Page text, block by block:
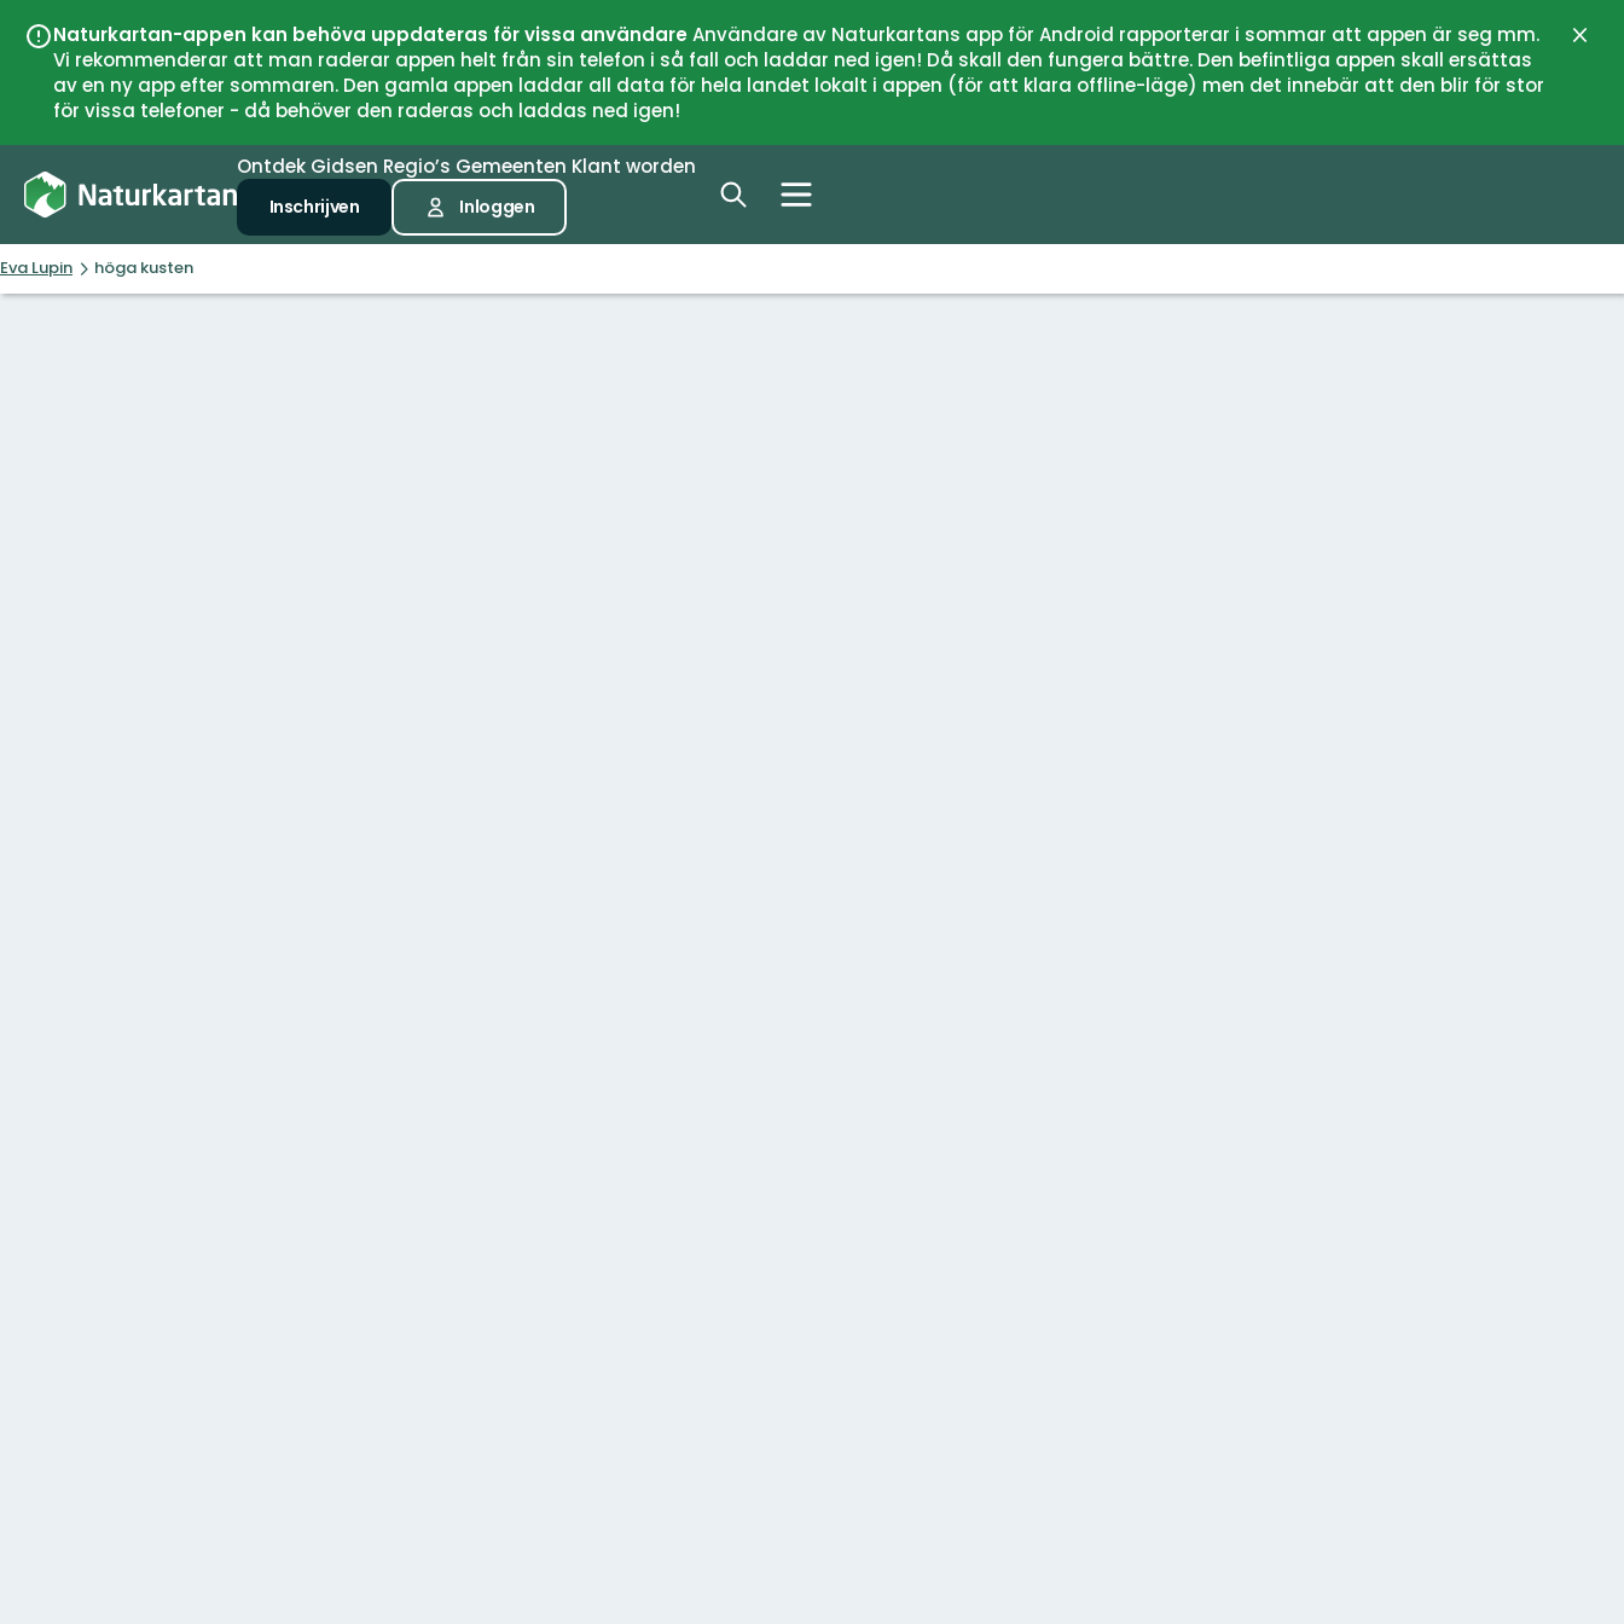
Naturkartan-appen kan behöva uppdateras för vissa användareAnvändare av Naturkartans app för Android rapporterar i sommar att appen är seg mm.
Vi rekommenderar att man raderar appen helt från sin telefon i så fall och laddar ned igen! Då skall den fungera bättre. Den befintliga appen skall ersättas
av en ny app efter sommaren. Den gamla appen laddar all data för hela landet lokalt i appen (för att klara offline-läge) men det innebär att den blir för stor
för vissa telefoner - då behöver den raderas och laddas ned igen!
Ontdek Gidsen Regio’s Gemeenten Klant worden
Inschrijven Inloggen
Eva Lupin höga kusten